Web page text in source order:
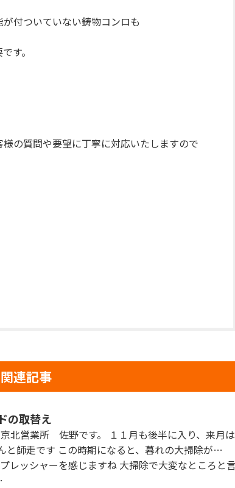
付ついていない鋳物コンロも
す。
の質問や要望に丁寧に対応いたしますので
関連記事
の取替え
北営業所 佐野です。 １１月も後半に入り、来月は
師走です この時期になると、暮れの大掃除が…
レッシャーを感じますね 大掃除で大変なところと